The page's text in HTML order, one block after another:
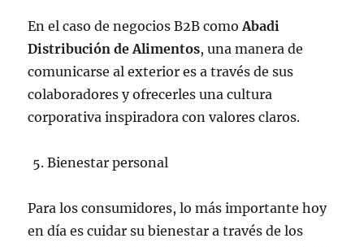
En el caso de negocios B2B comoAbadi
Distribución de Alimentos, una manera de
comunicarse al exterior es a través de sus
colaboradores y ofrecerles una cultura
corporativa inspiradora con valores claros.
Bienestar personal
Para los consumidores, lo más importante hoy
en día es cuidar su bienestar a través de los